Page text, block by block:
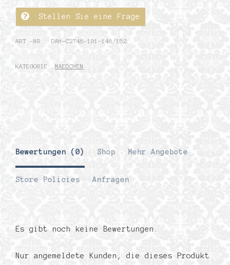
Stellen Sie eine Frage
ART.-NR.: DAH-C2746-101-146/152
KATEGORIE: MAEDCHEN
Bewertungen (0) Shop Mehr Angebote
Store Policies Anfragen
Es gibt noch keine Bewertungen.
Nur angemeldete Kunden, die dieses Produkt